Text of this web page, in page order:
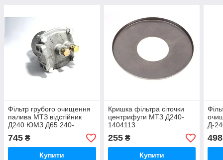
Фільтр грубого очищення
палива МТЗ відстійник
Д240 ЮМЗ Д65 240-
745 ₴
Купити
Кришка фільтра сіточки
центрифуги МТЗ Д240-
1404113
255₴
Купити
Д-
498